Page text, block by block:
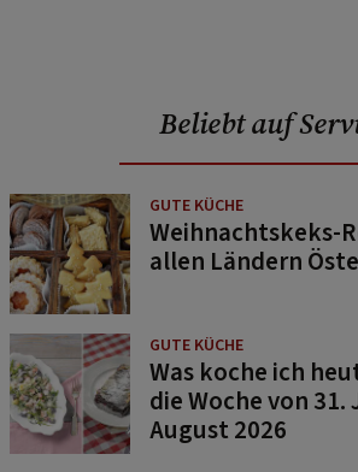
Beliebt auf
GUTE KÜCHE
Weihnachtskeks-
allen Ländern
GUTE KÜCHE
Was koche ich
die Woche von 31.
August 2026